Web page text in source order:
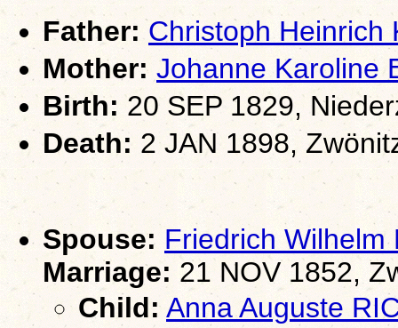
Father: Christoph Heinrich
Mother: Johanne Karoline
Birth: 20 SEP 1829,
Death: 2 JAN 1898,
Spouse: Friedrich Wilhelm
Marriage: 21 NOV 1852,
Child:Anna Auguste